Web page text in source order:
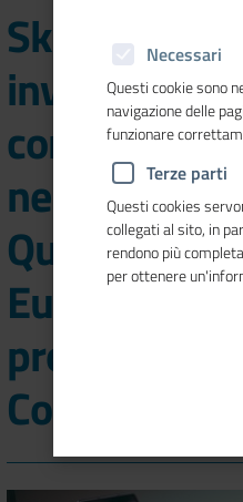
Skills and
investire
competenze
progetto della
Necessari
Questi cookie sono
navigazione delle
funzionare
Terze parti
Questi cookies
collegati al sito, in
rendono più
per ottenere